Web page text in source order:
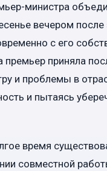
министра
вечером
с его
приняла
и проблемы в
и пытаясь
время
совместной